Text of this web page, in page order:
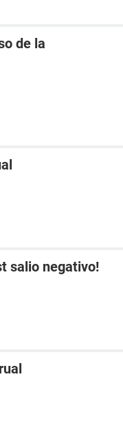
de la
salio negativo!